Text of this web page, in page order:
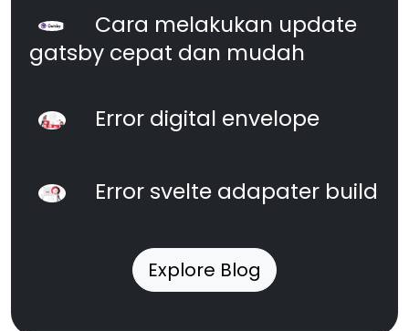
Cara melakukan update
gatsby cepat dan mudah
Error digital envelope
Error svelte adapater build
Explore Blog